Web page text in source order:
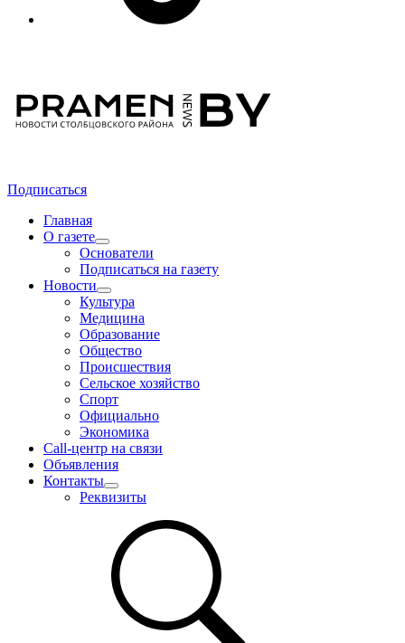
Подписаться
Главная
О газете
Основатели
Подписаться на газету
Новости
Культура
Медицина
Образование
Общество
Происшествия
Сельское хозяйство
Спорт
Официально
Экономика
Call-центр на связи
Объявления
Контакты
Реквизиты